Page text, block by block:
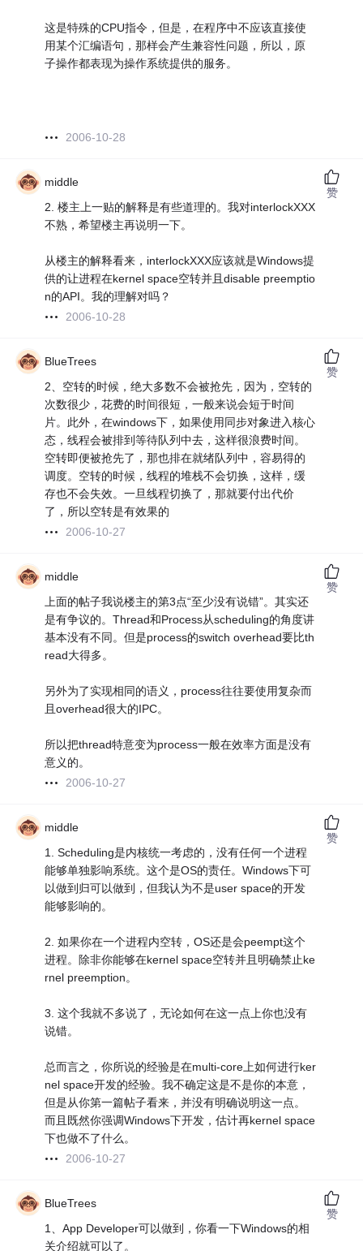
这是特殊的CPU指令，但是，在程序中不应该直接使
用某个汇编语句，那样会产生兼容性问题，所以，原
子操作都表现为操作系统提供的服务。
2006-10-28
middle
2. 楼主上一贴的解释是有些道理的。我对interlockXXX
不熟，希望楼主再说明一下。
从楼主的解释看来，interlockXXX应该就是Windows提
供的让进程在kernel space空转并且disable preemptio
n的API。我的理解对吗？
2006-10-28
赞
BlueTrees
2、空转的时候，绝大多数不会被抢先，因为，空转的
次数很少，花费的时间很短，一般来说会短于时间
片。此外，在windows下，如果使用同步对象进入核心
态，线程会被排到等待队列中去，这样很浪费时间。
空转即便被抢先了，那也排在就绪队列中，容易得的
调度。空转的时候，线程的堆栈不会切换，这样，缓
存也不会失效。一旦线程切换了，那就要付出代价
了，所以空转是有效果的
2006-10-27
赞
middle
上面的帖子我说楼主的第3点“至少没有说错”。其实还
是有争议的。Thread和Process从scheduling的角度讲
基本没有不同。但是process的switch overhead要比th
read大得多。
另外为了实现相同的语义，process往往要使用复杂而
且overhead很大的IPC。
所以把thread特意变为process一般在效率方面是没有
意义的。
2006-10-27
赞
middle
1. Scheduling是内核统一考虑的，没有任何一个进程
能够单独影响系统。这个是OS的责任。Windows下可
以做到归可以做到，但我认为不是user space的开发
能够影响的。
2. 如果你在一个进程内空转，OS还是会peempt这个
进程。除非你能够在kernel space空转并且明确禁止ke
rnel preemption。
3. 这个我就不多说了，无论如何在这一点上你也没有
说错。
总而言之，你所说的经验是在multi-core上如何进行ker
nel space开发的经验。我不确定这是不是你的本意，
但是从你第一篇帖子看来，并没有明确说明这一点。
而且既然你强调Windows下开发，估计再kernel space
下也做不了什么。
2006-10-27
赞
BlueTrees
1、App Developer可以做到，你看一下Windows的相
关介绍就可以了。
赞